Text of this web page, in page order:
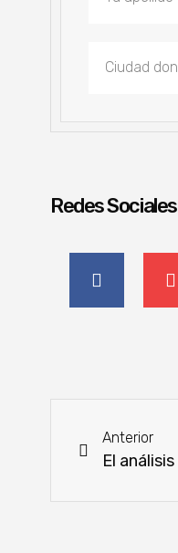
Redes Sociales
Anterior